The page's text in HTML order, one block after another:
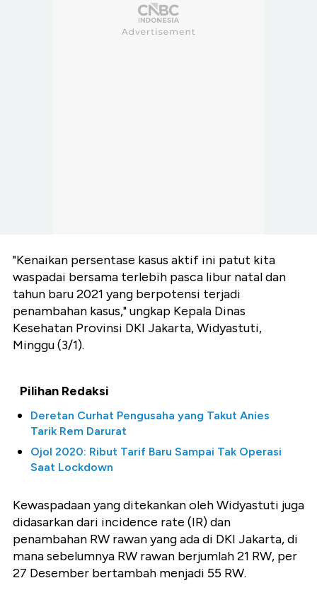
"Kenaikan persentase kasus aktif ini patut kita
waspadai bersama terlebih pasca libur natal dan
tahun baru 2021 yang berpotensi terjadi
penambahan kasus," ungkap Kepala Dinas
Kesehatan Provinsi DKI Jakarta, Widyastuti,
Minggu (3/1).
Pilihan Redaksi
Deretan Curhat Pengusaha yang Takut Anies
Tarik Rem Darurat
Ojol 2020: Ribut Tarif Baru Sampai Tak Operasi
Saat Lockdown
Kewaspadaan yang ditekankan oleh Widyastuti juga
didasarkan dari incidence rate (IR) dan
penambahan RW rawan yang ada di DKI Jakarta, di
mana sebelumnya RW rawan berjumlah 21 RW, per
27 Desember bertambah menjadi 55 RW.